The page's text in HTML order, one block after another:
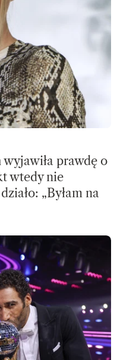
prawdę o
wtedy nie
„Byłam na